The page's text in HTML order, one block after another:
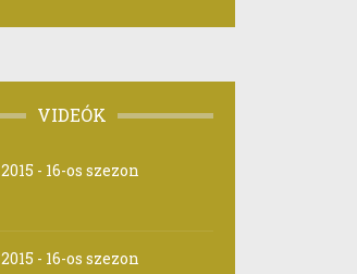
VIDEÓK
2015 - 16-os szezon
2015 - 16-os szezon